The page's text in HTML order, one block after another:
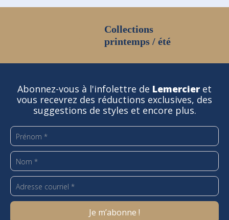
Collections
printemps / été
Abonnez-vous à l'infolettre de Lemercier et
vous recevrez des réductions exclusives, des
suggestions de styles et encore plus.